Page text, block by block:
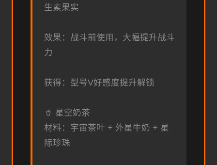
生素果实
效果：战斗前使用，大幅提升战斗
力
获得：型号V好感度提升解锁
🥤 星空奶茶
材料：宇宙茶叶 + 外星牛奶 + 星
际珍珠